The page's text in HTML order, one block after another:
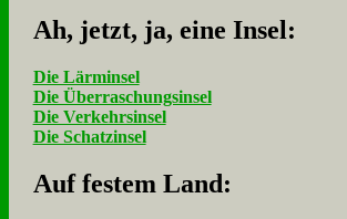
Ah, jetzt, ja, ei­ne In­sel:
Die Lärminsel
Die Überraschungsinsel
Die Verkehrsinsel
Die Schatzinsel
Auf fe­stem Land: